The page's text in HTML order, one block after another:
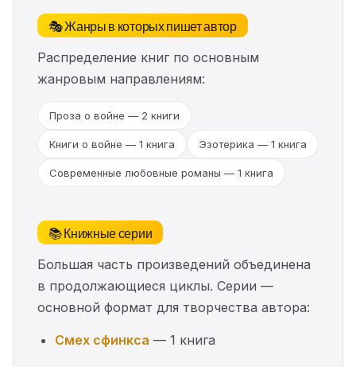
🎭 Жанры в которых пишет автор
Распределение книг по основным
жанровым направлениям:
Проза о войне — 2 книги
Книги о войне — 1 книга Эзотерика — 1 книга
Современные любовные романы — 1 книга
📚 Книжные серии
Большая часть произведений объединена
в продолжающиеся циклы. Серии —
основной формат для творчества автора:
Смех сфинкса — 1 книга